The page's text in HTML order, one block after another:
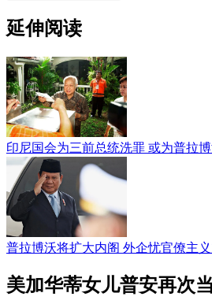
延伸阅读
印尼国会为三前总统洗罪 或为普拉
普拉博沃将扩大内阁 外企忧官僚主
美加华蒂女儿普安再次